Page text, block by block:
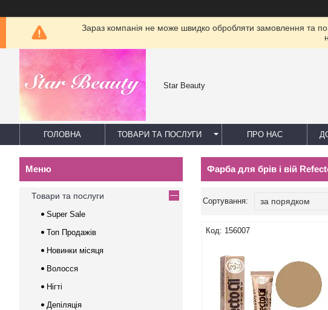
Зараз компанія не може швидко обробляти замовлення та
Star Beauty
ГОЛОВНА ТОВАРИ ТА ПОСЛУГИ ПРО НАС
Фарба для брів і вій
156007
Товари та послуги
Super Sale
Топ Продажів
Новинки місяця
Волосся
Нігті
Депіляція